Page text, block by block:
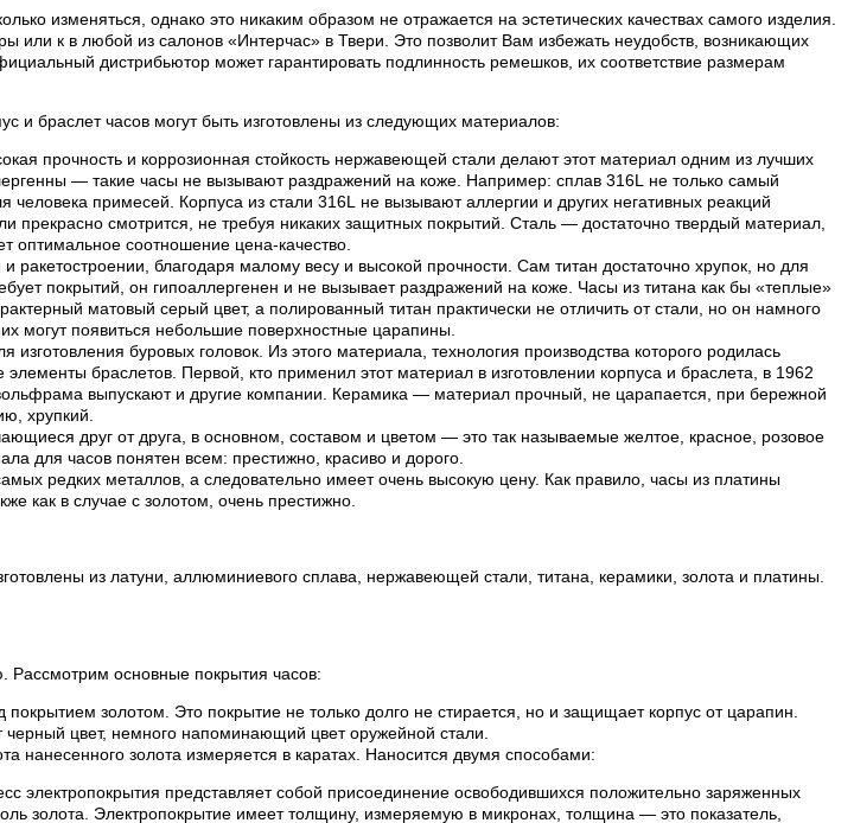
изменяться, однако это никаким образом не отражается на эстетических качествах самого изделия.
к в любой из салонов «Интерчас» в Твери. Это позволит Вам избежать неудобств, возникающих
дистрибьютор может гарантировать подлинность ремешков, их соответствие размерам
и браслет часов могут быть изготовлены из следующих материалов:
прочность и коррозионная стойкость нержавеющей стали делают этот материал одним из лучших
— такие часы не вызывают раздражений на коже. Например: сплав 316L не только самый
примесей. Корпуса из стали 316L не вызывают аллергии и других негативных реакций
смотрится, не требуя никаких защитных покрытий. Сталь — достаточно твердый материал,
оптимальное соотношение цена-качество.
благодаря малому весу и высокой прочности. Сам титан достаточно хрупок, но для
покрытий, он гипоаллергенен и не вызывает раздражений на коже. Часы из титана как бы «теплые»
матовый серый цвет, а полированный титан практически не отличить от стали, но он намного
могут появиться небольшие поверхностные царапины.
буровых головок. Из этого материала, технология производства которого родилась
браслетов. Первой, кто применил этот материал в изготовлении корпуса и браслета, в 1962
выпускают и другие компании. Керамика — материал прочный, не царапается, при бережной
хрупкий.
друг от друга, в основном, составом и цветом — это так называемые желтое, красное, розовое
для часов понятен всем: престижно, красиво и дорого.
редких металлов, а следовательно имеет очень высокую цену. Как правило, часы из платины
как в случае с золотом, очень престижно.
из латуни, аллюминиевого сплава, нержавеющей стали, титана, керамики, золота и платины.
Рассмотрим основные покрытия часов:
золотом. Это покрытие не только долго не стирается, но и защищает корпус от царапин.
черный цвет, немного напоминающий цвет оружейной стали.
золота измеряется в каратах. Наносится двумя способами:
электропокрытия представляет собой присоединение освободившихся положительно заряженных
золота. Электропокрытие имеет толщину, измеряемую в микронах, толщина — это показатель,